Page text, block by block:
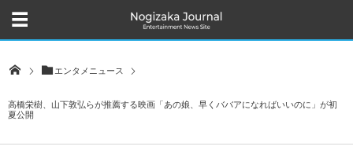
エンタメニュース
高橋栄樹、山下敦弘らが推薦する映画「あの娘、早くババアになればいいのに」が初
夏公開